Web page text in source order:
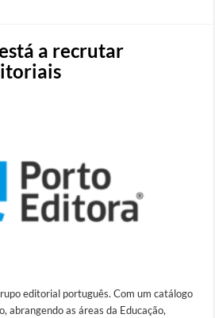
a recrutar
editorial português. Com um catálogo
abrangendo as áreas da Educação,